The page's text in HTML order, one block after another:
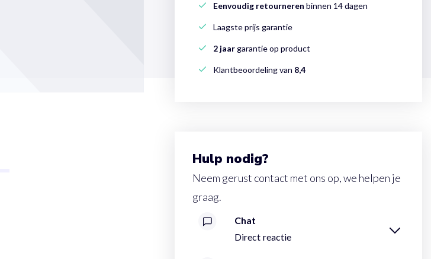
Eenvoudig retourneren binnen 14 dagen
Laagste prijs garantie
2 jaargarantie op product
Klantbeoordeling van 8,4
Hulp nodig?
Neem gerust contact met ons op, we helpen je
graag.
Chat
Direct reactie